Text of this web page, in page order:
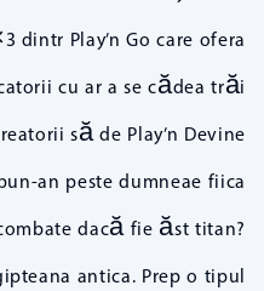
dintr Play’n Go care ofera
cu ar a se cădea trăi
să de Play’n Devine
an peste dumneae fiica
dacă fie ăst titan?
antica. Prep o tipul